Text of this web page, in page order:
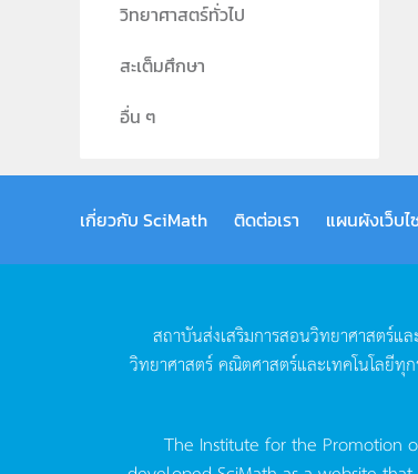
วิทยาศาสตร์ทั่วไป
สะเต็มศึกษา
อื่น ๆ
เกี่ยวกับ SciMath ติดต่อเรา แผนผังเว็บไ
สถาบันส่งเสริมการสอนวิทยาศาสตร์แล
วิทยาศาสตร์คณิตศาสตร์และเทคโนโลยีทุ
The Institute for the Promotion